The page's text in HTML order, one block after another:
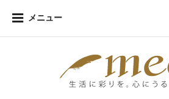
メニュー